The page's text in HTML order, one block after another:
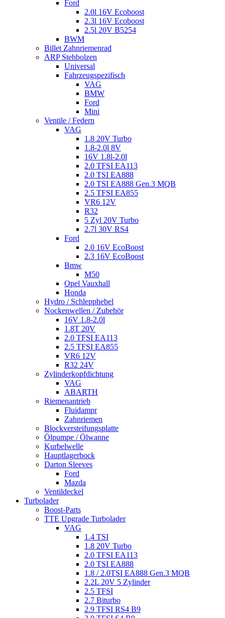
Ford
2.0l 16V Ecoboost
2.3l 16V Ecoboost
2.5l 20V B5254
BWM
Billet Zahnriemenrad
ARP Stehbolzen
Universal
Fahrzeugspezifisch
VAG
BMW
Ford
Mini
Ventile / Federn
VAG
1.8 20V Turbo
1.8-2.0l 8V
16V 1.8l-2.0l
2.0 TFSI EA113
2.0 TSI EA888
2.0 TSI EA888 Gen.3 MQB
2.5 TFSI EA855
VR6 12V
R32
5 Zyl 20V Turbo
2.7l 30V RS4
Ford
2.0 16V EcoBoost
2.3 16V EcoBoost
Bmw
M50
Opel Vauxhall
Honda
Hydro / Schlepphebel
Nockenwellen / Zubehör
16V 1.8-2.0l
1.8T 20V
2.0 TFSI EA113
2.5 TFSI EA855
VR6 12V
R32 24V
Zylinderkopfdichtung
VAG
ABARTH
Riemenantrieb
Fluidampr
Zahnriemen
Blockversteifungsplatte
Ölpumpe / Ölwanne
Kurbelwelle
Hauptlagerbock
Darton Sleeves
Ford
Mazda
Ventildeckel
Turbolader
Boost-Parts
TTE Upgrade Turbolader
VAG
1.4 TSI
1.8 20V Turbo
2.0 TFSI EA113
2.0 TSI EA888
1.8 / 2.0TSI EA888 Gen.3 MQB
2.2L 20V 5 Zylinder
2.5 TFSI
2.7 Biturbo
2.9 TFSI RS4 B9